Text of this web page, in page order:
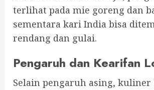
terlihat pada mie goreng dan
sementara kari India bisa
rendang dan gulai.
Pengaruh dan Kearifan
Selain pengaruh asing, kuliner